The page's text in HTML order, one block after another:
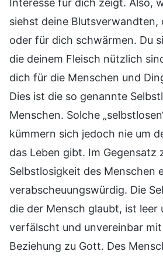
Interesse für dich zeigt. Also,
siehst deine Blutsverwandten,
oder für dich schwärmen. Du
die deinem Fleisch nützlich
dich für die Menschen und
Dies ist die so genannte
Menschen. Solche
kümmern sich jedoch nie um
das Leben gibt. Im Gegensatz
Selbstlosigkeit des Menschen
verabscheuungswürdig. Die
die der Mensch glaubt, ist leer
verfälscht und unvereinbar
Beziehung zu Gott. Des